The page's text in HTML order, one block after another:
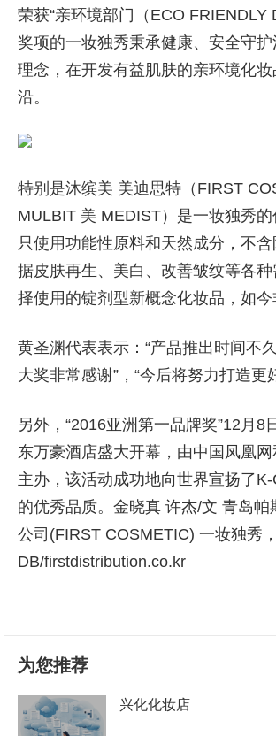
荣获“亲环境部门（ECO FRIENDLY
奖项的一妆独秀秉承健康、安全守
理念，在开发有益肌肤的亲环境化
沿。
特别是沐缤美 美迪思特（FIRST
MULBIT 美 MEDIST）是一妆独秀
只使用功能性原料和天然成分，不
据皮肤再生、美白、改善皱纹等各
择使用的锭剂型新概念化妆品，如今
黄圣渊代表表示：“产品推出时间不
大奖非常感谢”，“今后将努力打造更
另外，“2016亚洲第一品牌奖”12月8
东万豪酒店盛大开幕，由中国凤凰
主办，该活动成功地向世界宣扬了
的优秀品质。金晓真 许杰/文 青岛帕
公司(FIRST COSMETIC) 一妆独秀
DB/firstdistribution.co.kr
为您推荐
兴化化妆店